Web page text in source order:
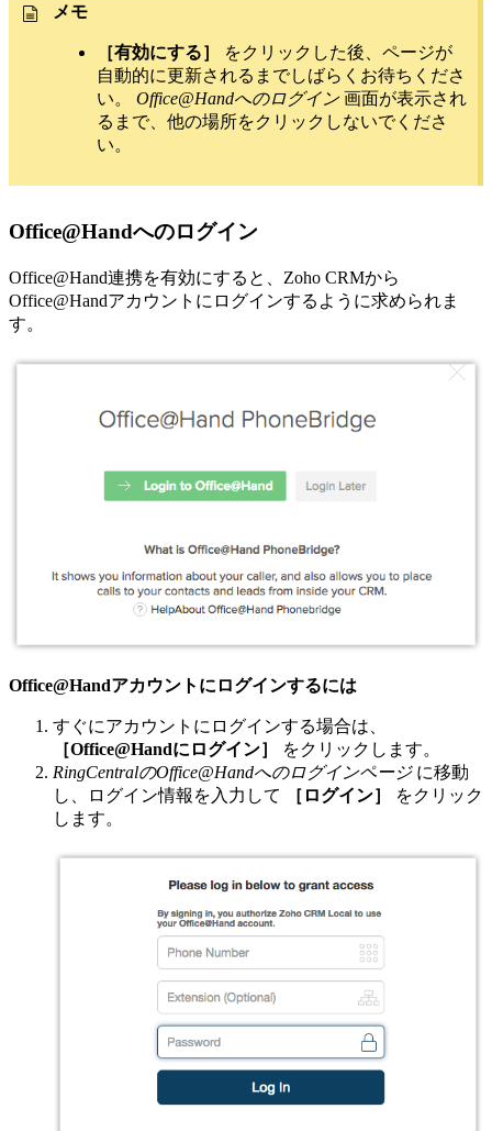
メモ
［有効にする］
をクリックした後、ページが
自動的に更新されるまでしばらくお待ちくださ
い。 Office@Handへのログイン画面が表示され
るまで、他の場所をクリックしないでくださ
い。
Office@Handへのログイン
Office@Hand連携を有効にすると、Zoho CRMから
Office@Handアカウントにログインするように求められま
す。
Office@Handアカウントにログインするには
すぐにアカウントにログインする場合は、
［Office@Handにログイン］
をクリックします。
RingCentralのOffice@Handへのログインページ に移動
し、ログイン情報を入力して
［ログイン］
をクリック
します。